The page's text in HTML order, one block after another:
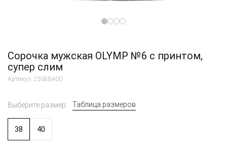
Сорочка мужская OLYMP №6 с принтом,
супер слим
Артикул: 25688400
Выберите размер: Таблица размеров
38 40